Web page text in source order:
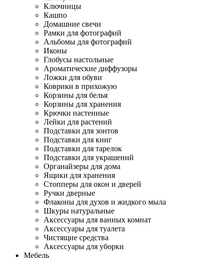
Ключницы
Кашпо
Домашние свечи
Рамки для фотографий
Альбомы для фотографий
Иконы
Глобусы настольные
Ароматические диффузоры
Ложки для обуви
Коврики в прихожую
Корзины для белья
Корзины для хранения
Крючки настенные
Лейки для растений
Подставки для зонтов
Подставки для книг
Подставки для тарелок
Подставки для украшений
Органайзеры для дома
Ящики для хранения
Стопперы для окон и дверей
Ручки дверные
Флаконы для духов и жидкого мыла
Шкуры натуральные
Аксессуары для ванных комнат
Аксессуары для туалета
Чистящие средства
Аксессуары для уборки
Мебель